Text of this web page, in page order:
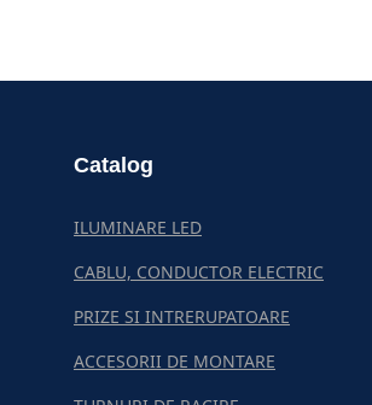
Catalog
ILUMINARE LED
CABLU, CONDUCTOR ELECTRIC
PRIZE SI INTRERUPATOARE
ACCESORII DE MONTARE